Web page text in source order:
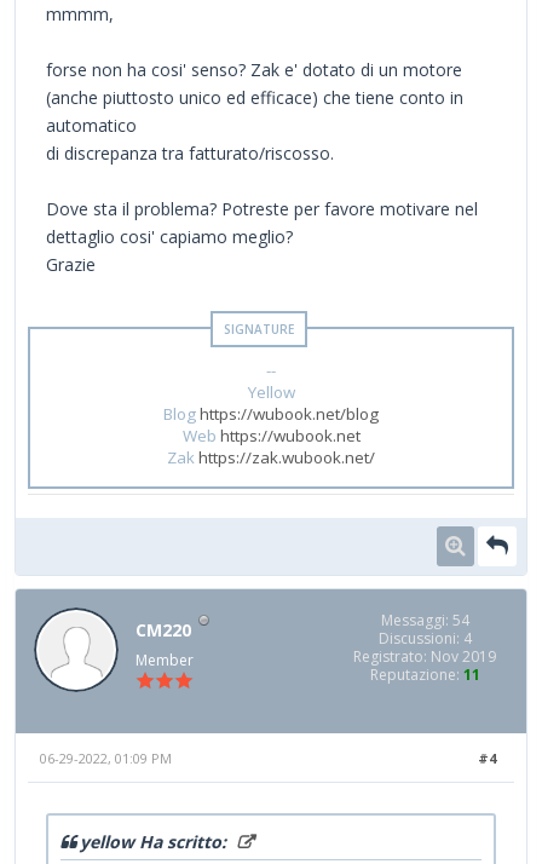
mmmm,
forse non ha cosi' senso? Zak e' dotato di un motore
(anche piuttosto unico ed efficace) che tiene conto in
automatico
di discrepanza tra fatturato/riscosso.
Dove sta il problema? Potreste per favore motivare nel
dettaglio cosi' capiamo meglio?
Grazie
--
Yellow
Bloghttps://wubook.net/blog
Web https://wubook.net
Zakhttps://zak.wubook.net/
CM220
Member
Messaggi: 54
Discussioni: 4
Registrato: Nov 2019
Reputazione: 11
#4
06-29-2022, 01:09 PM
yellow Ha scritto: